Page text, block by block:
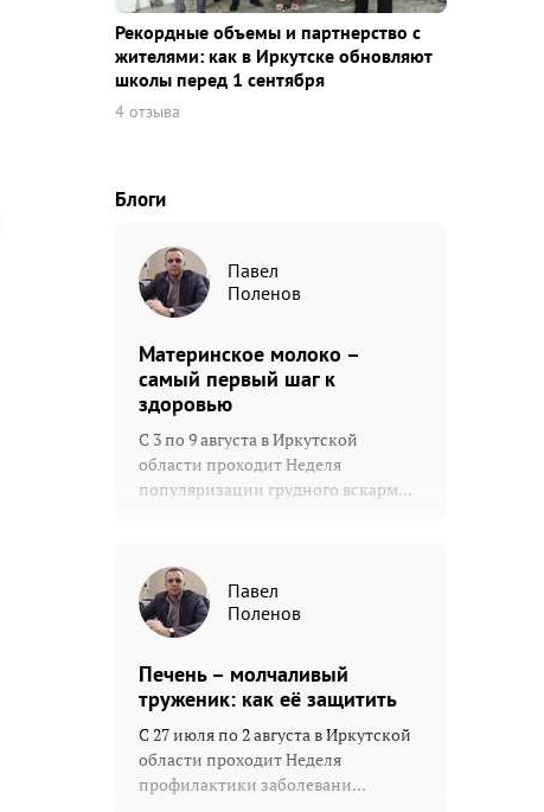
Рекордные объемы и партнерство с
жителями: как в Иркутске обновляют
школы перед 1 сентября
4 отзыва
Блоги
Павел
Поленов
Материнское молоко –
самый первый шаг к
здоровью
С 3 по 9 августа в Иркутской
области проходит Неделя
популяризации грудного вскарм...
Павел
Поленов
Печень – молчаливый
труженик: как её защитить
С 27 июля по 2 августа в Иркутской
области проходит Неделя
профилактики заболевани...